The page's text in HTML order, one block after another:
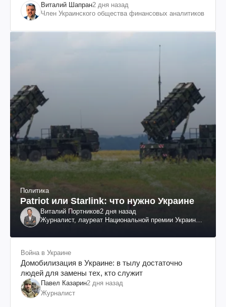
Виталий Шапран2 дня назад
Член Украинского общества финансовых аналитиков
Политика
Patriot или Starlink: что нужно Украине
Виталий Портников2 дня назад
Журналист, лауреат Национальной премии Украины
Война в Украине
Домобилизация в Украине: в тылу достаточно
людей для замены тех, кто служит
Павел Казарин2 дня назад
Журналист